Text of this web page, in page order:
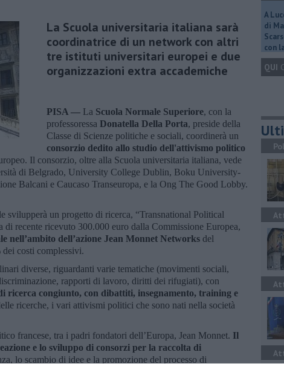
La Scuola universitaria italiana sarà
coordinatrice di un network con altri
tre istituti universitari europei e due
organizzazioni extra accademiche
PISA — La Scuola Normale Superiore, con la
professoressa Donatella Della Porta, preside della
Classe di Scienze politiche e sociali, coordinerà un
consorzio dedito allo studio dell'attivismo politico
Il consorzio, oltre alla Scuola universitaria italiana, vede
di Belgrado, University College Dublin, Boku University-
Balcani e Caucaso Transeuropa, e la Ong The Good Lobby.
svilupperà un progetto di ricerca, “Transnational Political
recente ricevuto 300.000 euro dalla Commissione Europea,
nell’ambito dell’azione Jean Monnet Networks del
costi complessivi.
diverse, riguardanti varie tematiche (movimenti sociali,
rapporti di lavoro, diritti dei rifugiati), con
ricerca congiunto, con dibattiti, insegnamento, training e
ricerche, i vari attivismi politici che sono nati nella società
francese, tra i padri fondatori dell’Europa, Jean Monnet. Il
e lo sviluppo di consorzi per la raccolta di
lo scambio di idee e la promozione del processo di
A
di
con
QUI